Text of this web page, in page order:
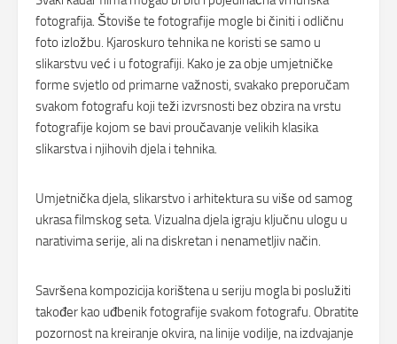
fotografija. Štoviše te fotografije mogle bi činiti i odličnu
foto izložbu. Kjaroskuro tehnika ne koristi se samo u
slikarstvu već i u fotografiji. Kako je za obje umjetničke
forme svjetlo od primarne važnosti, svakako preporučam
svakom fotografu koji teži izvrsnosti bez obzira na vrstu
fotografije kojom se bavi proučavanje velikih klasika
slikarstva i njihovih djela i tehnika.
Umjetnička djela, slikarstvo i arhitektura su više od samog
ukrasa filmskog seta. Vizualna djela igraju ključnu ulogu u
narativima serije, ali na diskretan i nenametljiv način.
Savršena kompozicija korištena u seriju mogla bi poslužiti
također kao uđbenik fotografije svakom fotografu. Obratite
pozornost na kreiranje okvira, na linije vodilje, na izdvajanje